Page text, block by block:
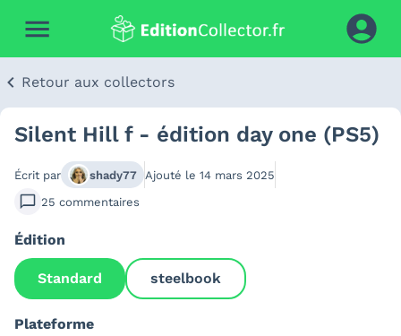
Retour aux collectors
Silent Hill f - édition day one (PS5)
Écrit par shady77 Ajouté le 14 mars 2025
25 commentaires
Édition
Standard steelbook
Plateforme